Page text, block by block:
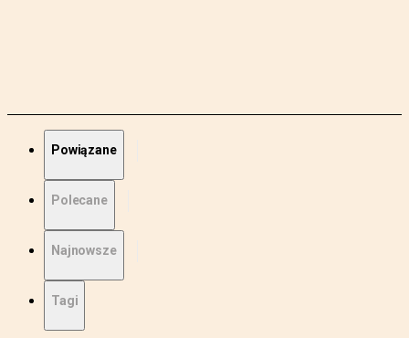
Powiązane
Polecane
Najnowsze
Tagi